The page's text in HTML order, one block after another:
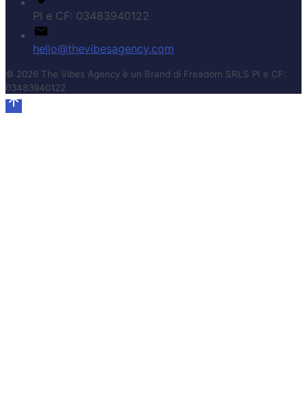
PI e CF: 03483940122
hello@thevibesagency.com
© 2026 The Vibes Agency è un Brand di Freadom SRLS PI e CF:
03483940122